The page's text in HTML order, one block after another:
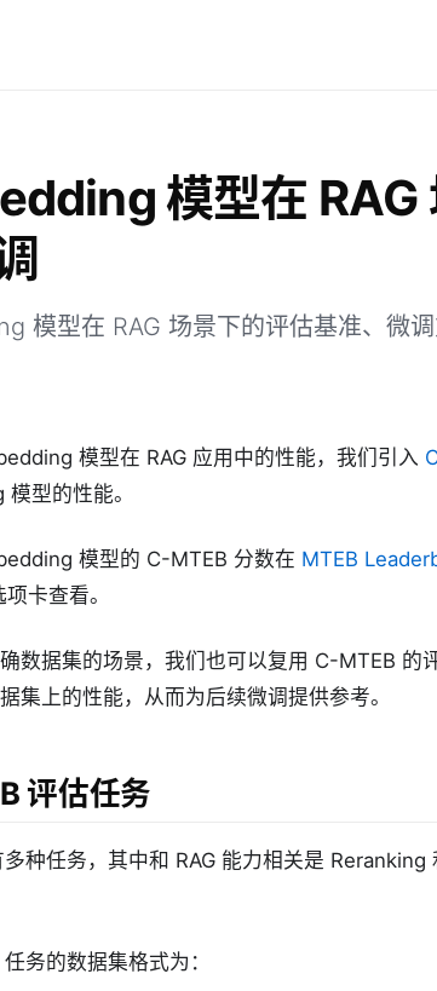
模型在 RAG
模型在 RAG 场景下的评估基准、微
模型在 RAG 应用中的性能，我们引入
型的性能。
模型的 C-MTEB 分数在 MTEB
项卡查看。
数据集的场景，我们也可以复用 C-MTEB 的
集上的性能，从而为后续微调提供参考。
评估任务
种任务，其中和 RAG 能力相关是
任务的数据集格式为：